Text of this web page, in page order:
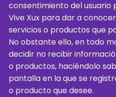
consentimiento del usuario
Vive Xux para dar a
servicios o productos que
No obstante ello, en todo
decidir no recibir
o productos, haciéndolo
pantalla en la que se
o producto que desee.